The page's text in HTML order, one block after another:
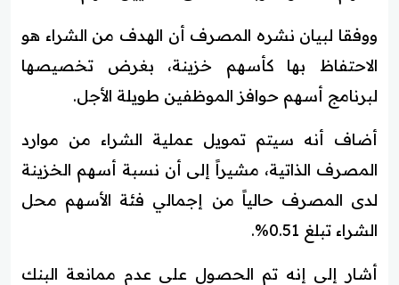
ووفقا لبيان نشره المصرف أن الهدف من الشراء هو
الاحتفاظ بها كأسهم خزينة، بغرض تخصيصها
لبرنامج أسهم حوافز الموظفين طويلة الأجل.
أضاف أنه سيتم تمويل عملية الشراء من موارد
المصرف الذاتية، مشيراً إلى أن نسبة أسهم الخزينة
لدى المصرف حالياً من إجمالي فئة الأسهم محل
الشراء تبلغ 0.51%.
أشار إلى إنه تم الحصول على عدم ممانعة البنك